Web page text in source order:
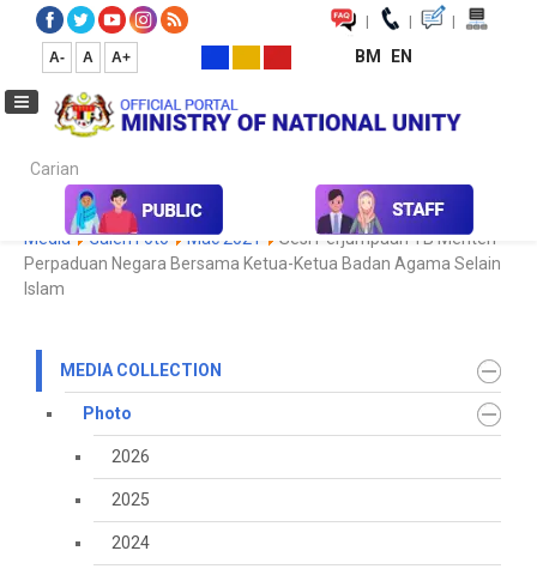
| | |
A- A A+ BM EN
Carian...
Media Media Collection Photo 2023
Koleksi
Media
Galeri Foto Mac 2021
Sesi Perjumpaan YB Menteri
Perpaduan Negara Bersama Ketua-Ketua Badan Agama Selain
Islam
MEDIA COLLECTION
Photo
2026
2025
2024